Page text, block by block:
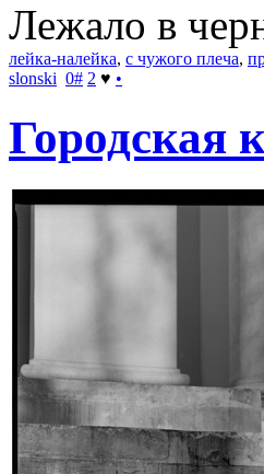
Лежало в
лейка-налейка, с чужого плеча,
slonski 0# 2 ♥ •
Городская